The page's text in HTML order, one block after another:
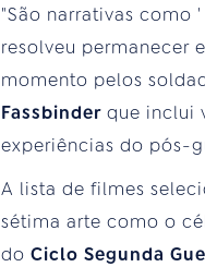
"São narrativas como '
resolveu permanecer
momento pelos
Fassbinder que inclui
experiências do pós-
A lista de filmes
sétima arte como o
do Ciclo Segunda